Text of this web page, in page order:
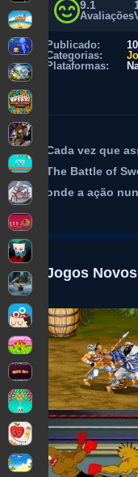
9.1
Avaliações
Publicado:
Categorias:
Plataformas:
Cada vez que
The Battle of
onde a ação
Jogos Novos